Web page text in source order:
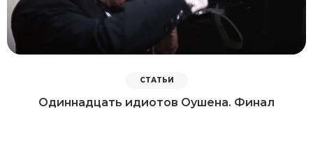
СТАТЬИ
Одиннадцать идиотов Оушена. Финал